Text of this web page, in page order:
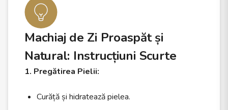
Machiaj de Zi Proaspăt și
Natural: Instrucțiuni Scurte
1. Pregătirea Pielii:
Curăță și hidratează pielea.